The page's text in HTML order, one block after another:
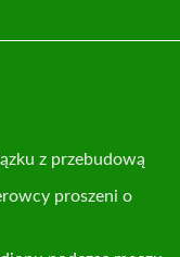
z przebudową
proszeni o